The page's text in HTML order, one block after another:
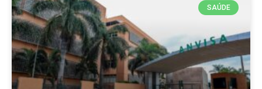
SAÚDE